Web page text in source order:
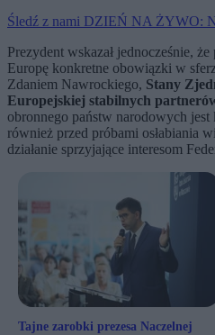
Śledź z nami DZIEŃ NA ŻYWO:
Prezydent wskazał jednocześnie,
Europę konkretne obowiązki w
Zdaniem Nawrockiego, Stany
Europejskiej stabilnych
obronnego państw narodowych jest
również przed próbami osłabiania
działanie sprzyjające interesom
Tajne zarobki prezesa Naczelnej